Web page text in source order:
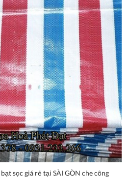
sọc giá rẻ tại SÀI GÒN che công